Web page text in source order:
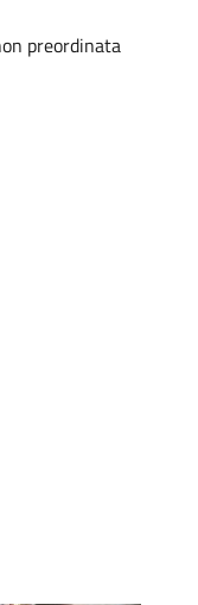
preordinata